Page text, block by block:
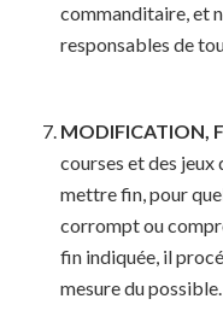
commanditaire, et
responsables de
MODIFICATION,
courses et des jeux
mettre fin, pour
corrompt ou
fin indiquée, il
mesure du possible.